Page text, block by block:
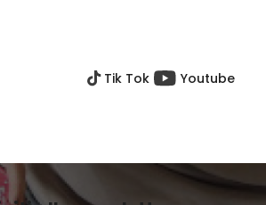
Tik Tok Youtube